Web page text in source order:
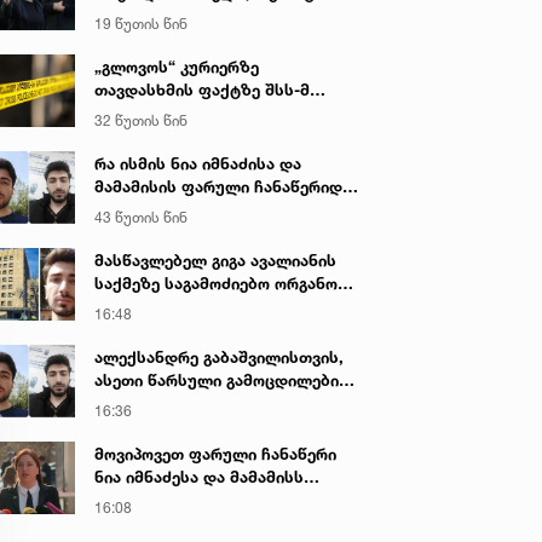
იყო ნია იმნაძე წამქეზებელი...“ -
გიგა ავალიანის დედა
19 წუთის წინ
„გლოვოს“ კურიერზე
თავდასხმის ფაქტზე შსს-მ
გამოძიება დაიწყო
32 წუთის წინ
რა ისმის ნია იმნაძისა და
მამამისის ფარული ჩანაწერიდან
- გიგა ავალიანის მკვლელობის
საქმე
43 წუთის წინ
მასწავლებელ გიგა ავალიანის
საქმეზე საგამოძიებო ორგანო
დაკავებულ არასრულწლოვნებს -
ბერუაშვილს 30 დღის
განმავლობაში ფარულად
16:48
ალექსანდრე გაბაშვილისთვის,
ასეთი წარსული გამოცდილების
ადამიანისთვის ინფორმაციის
სექსუალურად ავიწროებდა,
ფაქტობრივად, წაქეზება იყო -
16:36
მოვიპოვეთ ფარული ჩანაწერი
ნია იმნაძესა და მამამისს
შორის, განიხილავდნენ, როგორ
16:08